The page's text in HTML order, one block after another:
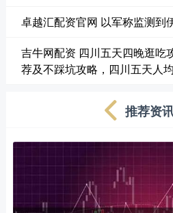
卓越汇配资官网 以军称监测到
吉牛网配资 四川五天四晚逛吃
荐及不踩坑攻略，四川五天人
推荐资